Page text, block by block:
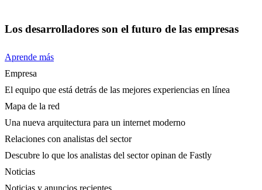
Los desarrolladores son el futuro de las empresas
Aprende más
Empresa
El equipo que está detrás de las mejores experiencias en línea
Mapa de la red
Una nueva arquitectura para un internet moderno
Relaciones con analistas del sector
Descubre lo que los analistas del sector opinan de Fastly
Noticias